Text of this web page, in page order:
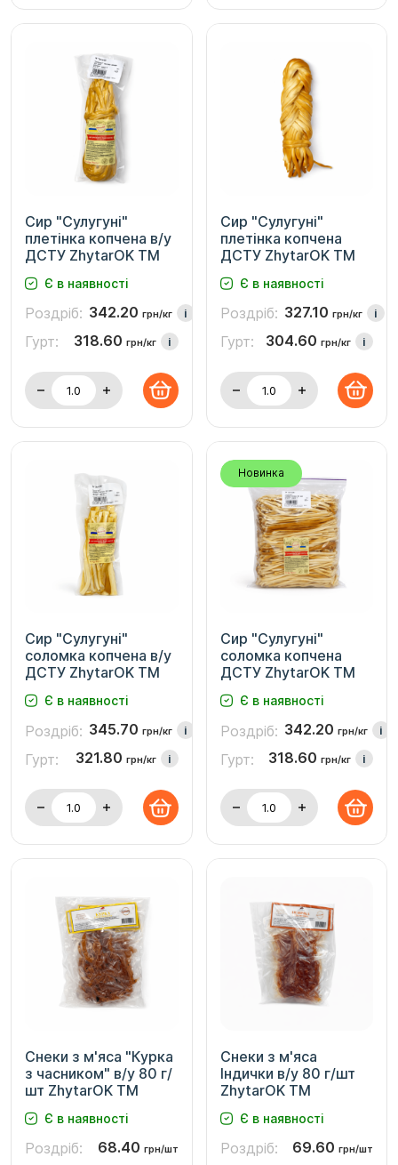
Сир "Сулугуні"
плетінка копчена в/у
ДСТУ ZhytarOK TM
Є в наявності
Роздріб: 342.20 грн/кг i
Гурт: 318.60 грн/кг i
Сир "Сулугуні"
плетінка копчена
ДСТУ ZhytarOK TM
Є в наявності
Роздріб: 327.10 грн/кг i
Гурт: 304.60 грн/кг i
Сир "Сулугуні"
соломка копчена в/у
ДСТУ ZhytarOK TM
Є в наявності
Роздріб: 345.70 грн/кг i
Гурт: 321.80 грн/кг i
Новинка
Сир "Сулугуні"
соломка копчена
ДСТУ ZhytarOK TM
Є в наявності
Роздріб: 342.20 грн/кг i
Гурт: 318.60 грн/кг i
Снеки з м'яса "Курка
з часником" в/у 80 г/
шт ZhytarOK TM
Є в наявності
Роздріб: 68.40 грн/шт
Снеки з м'яса
Індички в/у 80 г/шт
ZhytarOK TM
Є в наявності
Роздріб: 69.60 грн/шт